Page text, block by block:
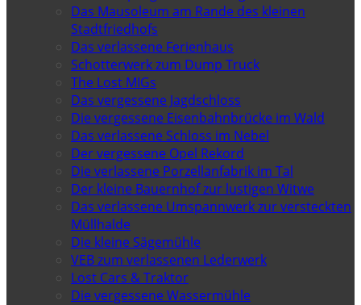
Das Mausoleum am Rande des kleinen
Stadtfriedhofs
Das verlassene Ferienhaus
Schotterwerk zum Dump Truck
The Lost MIGs
Das vergessene Jagdschloss
Die vergessene Eisenbahnbrücke im Wald
Das verlassene Schloss im Nebel
Der vergessene Opel Rekord
Die verlassene Porzellanfabrik im Tal
Der kleine Bauernhof zur lustigen Witwe
Das verlassene Umspannwerk zur versteckten
Müllhalde
Die kleine Sägemühle
VEB zum verlassenen Lederwerk
Lost Cars & Traktor
Die vergessene Wassermühle